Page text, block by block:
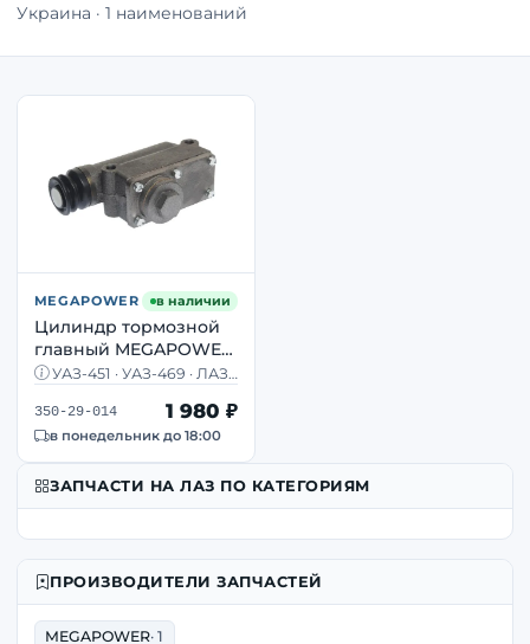
Украина · 1 наименований
MEGAPOWER в наличии
Цилиндр тормозной
главный MEGAPOWER
350-29-014 УАЗ-451 469
УАЗ-451 · УАЗ-469 · ЛАЗ ·
350-29-014 1 980 ₽
в понедельник до 18:00
ЗАПЧАСТИ НА ЛАЗ ПО КАТЕГОРИЯМ
ПРОИЗВОДИТЕЛИ ЗАПЧАСТЕЙ
MEGAPOWER· 1